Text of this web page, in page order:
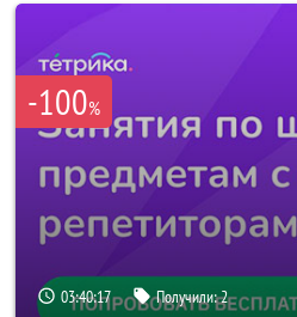
-100%
03:40:16 Получили:2